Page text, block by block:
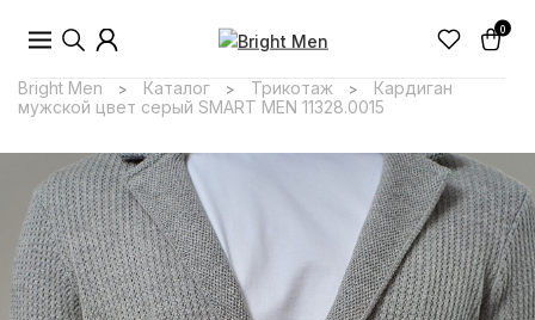
0
Bright Men > Каталог > Трикотаж >
Кардиган
мужской цвет серый SMART MEN 11328.0015